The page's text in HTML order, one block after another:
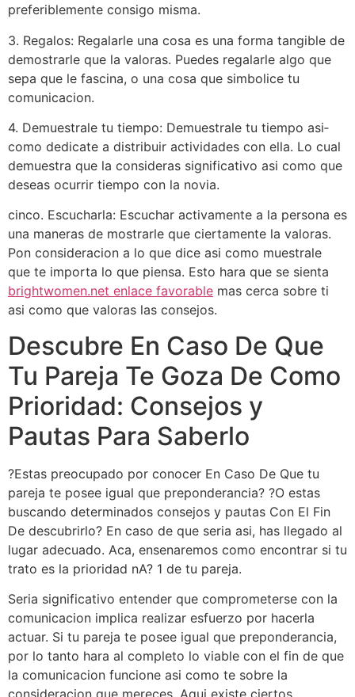
preferiblemente consigo misma.
3. Regalos: Regalarle una cosa es una forma tangible de
demostrarle que la valoras. Puedes regalarle algo que
sepa que le fascina, o una cosa que simbolice tu
comunicacion.
4. Demuestrale tu tiempo: Demuestrale tu tiempo asi­
como dedicate a distribuir actividades con ella. Lo cual
demuestra que la consideras significativo asi­ como que
deseas ocurrir tiempo con la novia.
cinco. Escucharla: Escuchar activamente a la persona es
una maneras de mostrarle que ciertamente la valoras.
Pon consideracion a lo que dice asi­ como muestrale
que te importa lo que piensa. Esto hara que se sienta
brightwomen.net enlace favorable mas cerca sobre ti
asi­ como que valoras las consejos.
Descubre En Caso De Que
Tu Pareja Te Goza De Como
Prioridad: Consejos y
Pautas Para Saberlo
?Estas preocupado por conocer En Caso De Que tu
pareja te posee igual que preponderancia? ?O estas
buscando determinados consejos y pautas Con El Fin
De descubrirlo? En caso de que seri­a asi, has llegado al
lugar adecuado. Aca, ensenaremos como encontrar si tu
trato es la prioridad nA? 1 de tu pareja.
Seri­a significativo entender que comprometerse con la
comunicacion implica realizar esfuerzo por hacerla
actuar. Si tu pareja te posee igual que preponderancia,
por lo tanto hara al completo lo viable con el fin de que
la comunicacion funcione asi­ como te sobre la